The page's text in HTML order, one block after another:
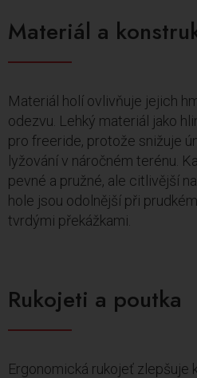
Materiál a
Materiál holí ovlivňuje jejich
odezvu. Lehký materiál jako
pro freeride, protože snižuje
lyžování v náročném terénu.
pevné a pružné, ale citlivější
hole jsou odolnější při
tvrdými překážkami.
Rukojeti a poutka
Ergonomická rukojeť zlepšuje